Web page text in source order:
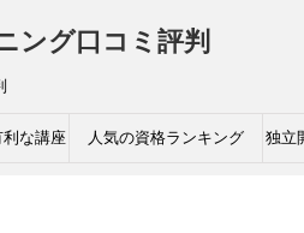
ング口コミ評判
利な講座 人気の資格ランキング 独立